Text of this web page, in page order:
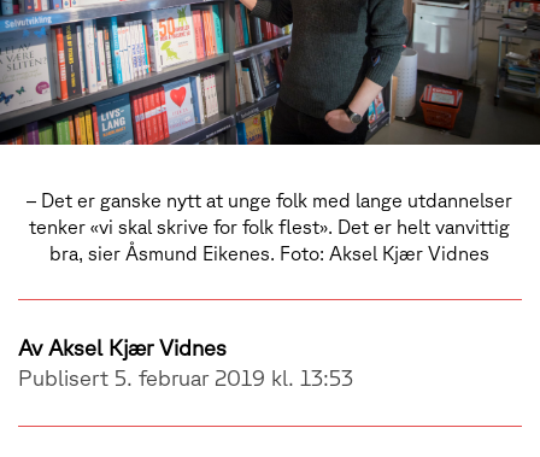
– Det er ganske nytt at unge folk med lange utdannelser
tenker «vi skal skrive for folk flest». Det er helt vanvittig
bra, sier Åsmund Eikenes. Foto: Aksel Kjær Vidnes
Av Aksel Kjær Vidnes
Publisert 5. februar 2019 kl. 13:53